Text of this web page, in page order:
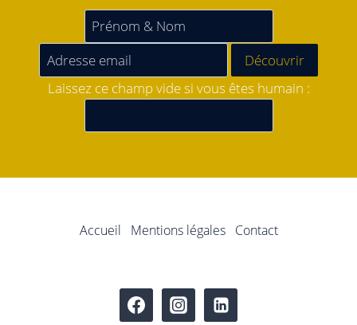
Laissez ce champ vide si vous êtes humain :
Accueil Mentions légales Contact